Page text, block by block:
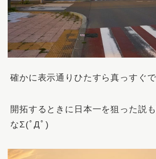
確かに表示通りひたすら真っすぐで
開拓するときに日本一を狙った説
なΣ(ﾟДﾟ)